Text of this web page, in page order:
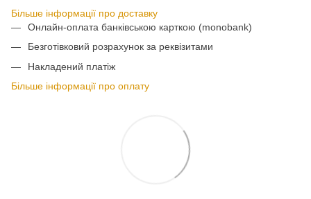
Більше інформації про доставку
Онлайн-оплата банківською карткою (monobank)
Безготівковий розрахунок за реквізитами
Накладений платіж
Більше інформації про оплату